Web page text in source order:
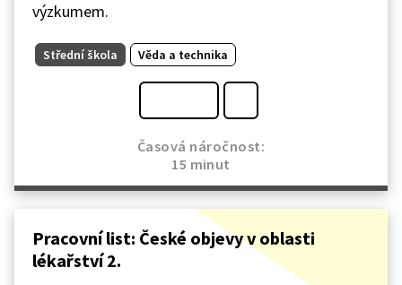
výzkumem.
Střední škola Věda a technika
Časová náročnost:
15 minut
Pracovní list: České objevy v oblasti
lékařství 2.